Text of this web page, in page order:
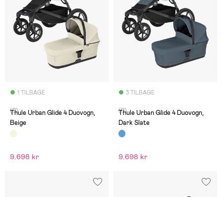
1 TILBAGE
(0)
Thule Urban Glide 4 Duovogn,
Beige
9.698 kr
3 TILBAGE
(0)
Thule Urban Glide 4 Duovogn,
Dark Slate
9.698 kr